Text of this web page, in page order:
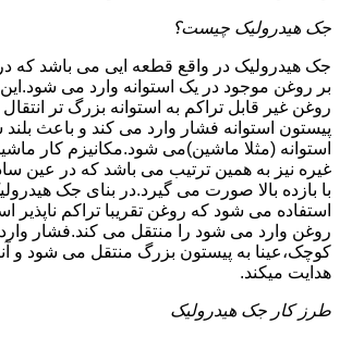
جک هیدرولیک چیست؟
جک هیدرولیک در واقع قطعه ایی می باشد که در
بر روغن موجود در یک استوانه وارد می
روغن غیر قابل تراکم به استوانه بزرگ تر انتقال
پیستون استوانه فشار وارد می کند و باعث
استوانه (مثلا ماشین)می شود.مکانیزم کار
غیره نیز به همین ترتیب می باشد که در عین
با بازده بالا صورت می گیرد.در بنای جک
استفاده می شود که روغن تقریبا تراکم ناپذیر
روغن وارد می شود را منتقل می کند.فشار
کوچک،عینا به پیستون بزرگ منتقل می شود و
هدایت میکند.
طرز کار جک هیدرولیک